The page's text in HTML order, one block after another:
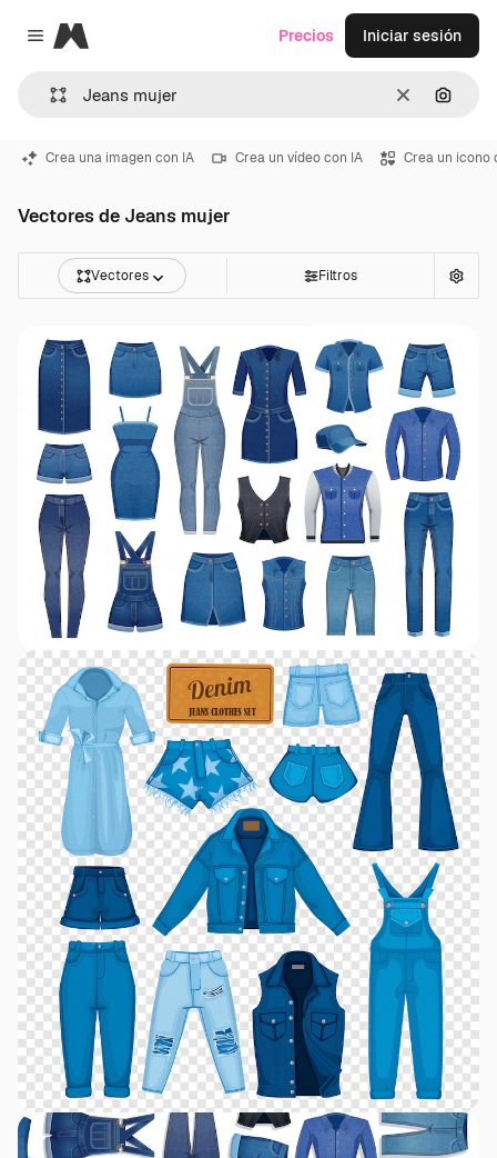
Close menu
Magnific
Borrar
Precios Iniciar sesión
Crea una imagen con IA Crea un vídeo con IA Crea un icono
Vectores de Jeans mujer
Vectores Filtros